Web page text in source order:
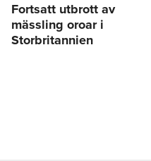
Fortsatt utbrott av
mässling oroar i
Storbritannien